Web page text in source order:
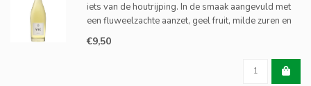
iets van de houtrijping. In de smaak aangevuld met
een fluweelzachte aanzet, geel fruit, milde zuren en
een rond maar vol karakter.
€9,50